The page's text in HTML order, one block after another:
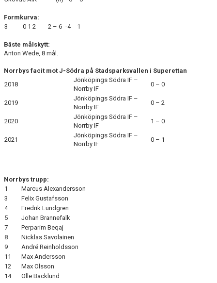
Formkurva:
3
0 1 2 2 – 6 -4 1
Bäste målskytt:
Anton Wede, 8 mål.
Norrbys facit mot J-Södra på Stadsparksvallen i Superettan
2018
Jönköpings Södra IF –
Norrby IF
0 – 0
2019
Jönköpings Södra IF –
Norrby IF
0 – 2
2020
Jönköpings Södra IF –
Norrby IF
1 – 0
2021
Jönköpings Södra IF –
Norrby IF
0 – 1
Norrbys trupp:
1
Marcus Alexandersson
3
Felix Gustafsson
4
Fredrik Lundgren
5
Johan Brannefalk
7
Perparim Beqaj
8
Nicklas Savolainen
9
André Reinholdsson
11
Max Andersson
12
Max Olsson
14
Olle Backlund